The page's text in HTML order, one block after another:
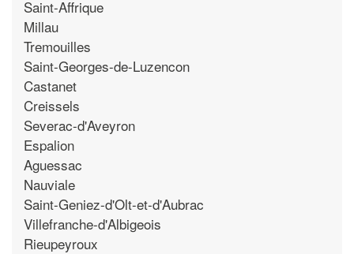
Saint-Affrique
Millau
Tremouilles
Saint-Georges-de-Luzencon
Castanet
Creissels
Severac-d'Aveyron
Espalion
Aguessac
Nauviale
Saint-Geniez-d'Olt-et-d'Aubrac
Villefranche-d'Albigeois
Rieupeyroux